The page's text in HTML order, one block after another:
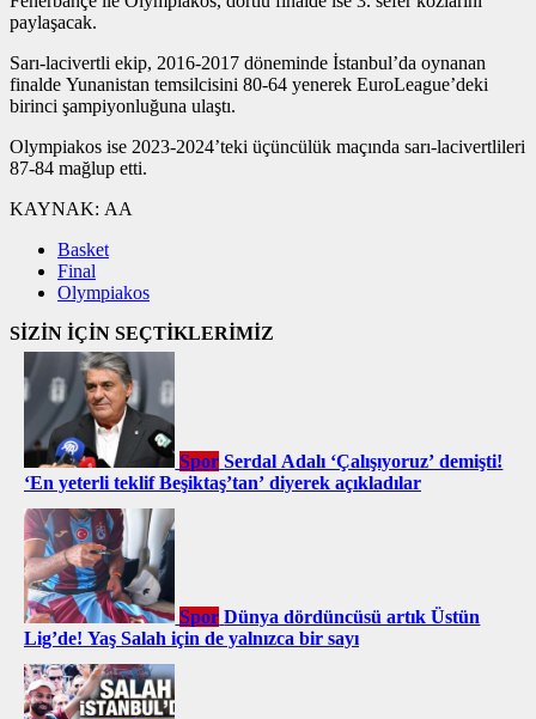
paylaşacak.
Sarı-lacivertli ekip, 2016-2017 döneminde İstanbul’da oynanan
finalde Yunanistan temsilcisini 80-64 yenerek EuroLeague’deki
birinci şampiyonluğuna ulaştı.
Olympiakos ise 2023-2024’teki üçüncülük maçında sarı-lacivertlileri
87-84 mağlup etti.
KAYNAK: AA
Basket
Final
Olympiakos
SİZİN İÇİN SEÇTİKLERİMİZ
Spor Serdal Adalı ‘Çalışıyoruz’ demişti!
‘En yeterli teklif Beşiktaş’tan’ diyerek açıkladılar
Spor Dünya dördüncüsü artık Üstün
Lig’de! Yaş Salah için de yalnızca bir sayı